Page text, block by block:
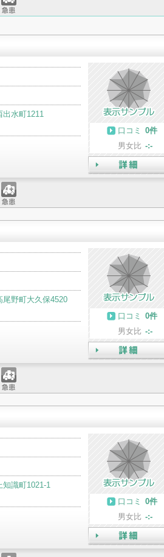
患
出水町1211
口コミ
0件
男女比 -:-
詳細
患
尾野町大久保4520
口コミ
0件
男女比 -:-
詳細
患
知識町1021-1
口コミ
0件
男女比 -:-
詳細